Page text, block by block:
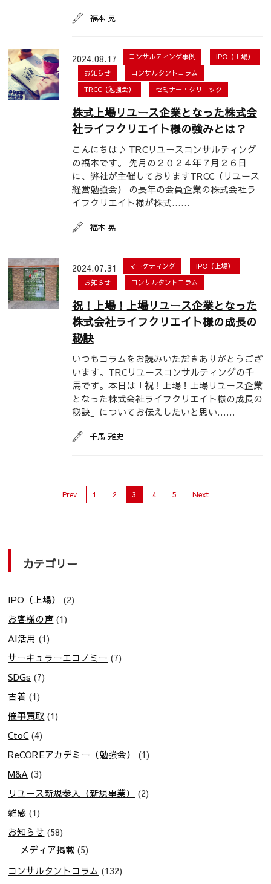
福本 晃
2024.08.17 コンサルティング事例
IPO（上場）
お知らせ
コンサルタントコラム
TRCC（勉強会）
セミナー・クリニック
株式上場リユース企業となった株式会
社ライフクリエイト様の強みとは？
こんにちは♪ TRCリユースコンサルティング
の福本です。 先月の２０２４年７月２６日
に、弊社が主催しておりますTRCC（リユース
経営勉強会） の長年の会員企業の株式会社ラ
イフクリエイト様が株式……
福本 晃
2024.07.31 マーケティング
IPO（上場）
お知らせ
コンサルタントコラム
祝！上場！上場リユース企業となった
株式会社ライフクリエイト様の成長の
秘訣
いつもコラムをお読みいただきありがとうござ
います。TRCリユースコンサルティングの千
馬です。本日は「祝！上場！上場リユース企業
となった株式会社ライフクリエイト様の成長の
秘訣」についてお伝えしたいと思い……
千馬 雅史
Prev 1 2 3 4 5 Next
カテゴリー
IPO（上場）
(2)
お客様の声(1)
AI活用 (1)
サーキュラーエコノミー (7)
SDGs (7)
古着 (1)
催事買取 (1)
CtoC (4)
ReCOREアカデミー（勉強会）
(1)
M&A (3)
リユース新規参入（新規事業）
(2)
雑感 (1)
お知らせ (58)
メディア掲載 (5)
コンサルタントコラム (132)